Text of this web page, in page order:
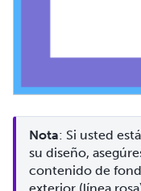
Nota: Si usted
su diseño,
contenido de